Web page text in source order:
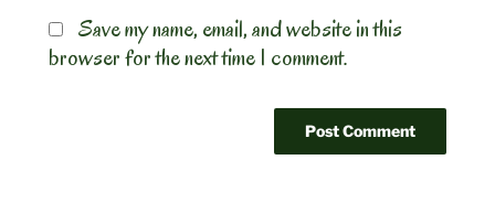
Save my name, email, and website in this
browser for the next time I comment.